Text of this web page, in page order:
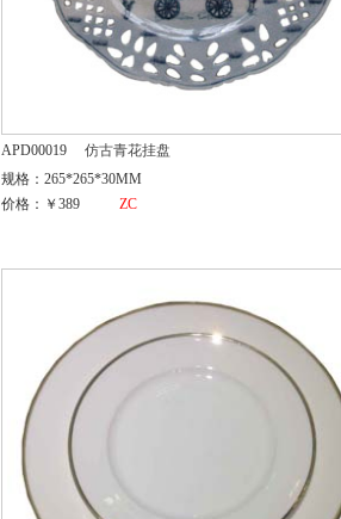
APD00019
仿古青花挂盘
规格：265*265*30MM
价格：￥389
ZC